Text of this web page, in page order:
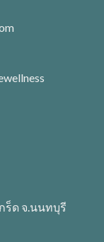
ร็ด จ.นนทบุรี